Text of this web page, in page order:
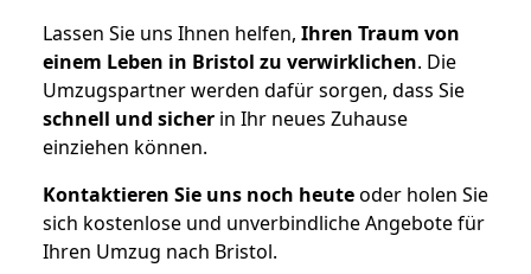
Lassen Sie uns Ihnen helfen, Ihren Traum von
einem Leben in Bristol zu verwirklichen. Die
Umzugspartner werden dafür sorgen, dass Sie
schnell und sicher in Ihr neues Zuhause
einziehen können.
Kontaktieren Sie uns noch heuteoder holen Sie
sich kostenlose und unverbindliche Angebote für
Ihren Umzug nach Bristol.